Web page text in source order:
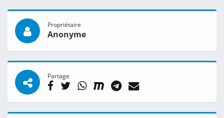
Propriétaire
Anonyme
Partage